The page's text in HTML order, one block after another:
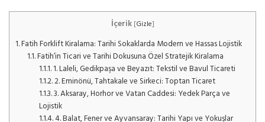
İçerik [Gizle]
1.Fatih Forklift Kiralama: Tarihi Sokaklarda Modern ve Hassas Lojistik
1.1.Fatih’in Ticari ve Tarihi Dokusuna Özel Stratejik Kiralama
1.1.1.1. Laleli, Gedikpaşa ve Beyazıt: Tekstil ve Bavul Ticareti
1.1.2.2. Eminönü, Tahtakale ve Sirkeci: Toptan Ticaret
1.1.3.3. Aksaray, Horhor ve Vatan Caddesi: Yedek Parça ve
Lojistik
1.1.4.4. Balat, Fener ve Ayvansaray: Tarihi Yapı ve Yokuşlar